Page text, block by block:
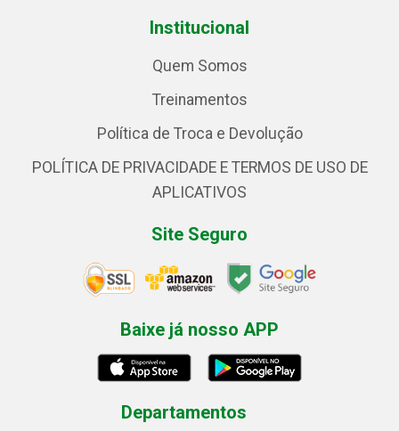
Institucional
Quem Somos
Treinamentos
Política de Troca e Devolução
POLÍTICA DE PRIVACIDADE E TERMOS DE USO DE
APLICATIVOS
Site Seguro
Baixe já nosso APP
Departamentos